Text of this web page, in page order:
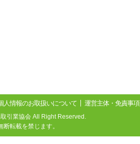
人情報のお取扱いについて 運営主体・免責事項
引業協会 All Right Reserved.
転載を禁じます。